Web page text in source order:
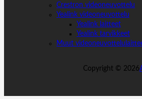
Crestron videoneuvottelu
Yealink videoneuvottelu
Yealink laitteet
Yealink tarvikkeet
Muut
Copyright © 2026